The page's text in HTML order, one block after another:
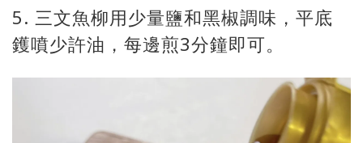
5. 三文魚柳用少量鹽和黑椒調味，平底
鑊噴少許油，每邊煎3分鐘即可。